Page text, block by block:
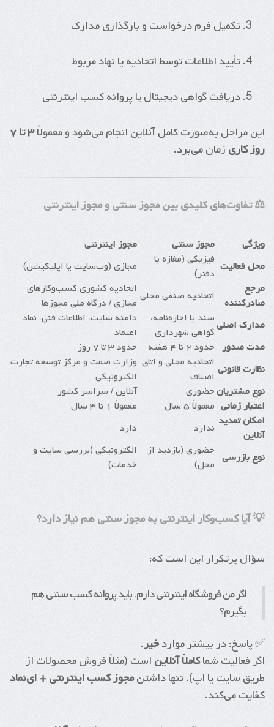
تکمیل فرم درخواست و بارگذاری مدارک
تأیید اطلاعات توسط اتحادیه یا نهاد مربوط
دریافت گواهی دیجیتال یا پروانه کسب اینترنتی
این مراحل به‌صورت کامل آنلاین انجام می‌شود و معمولاً
۳ تا ۷
روز کاری زمان می‌برد.
⚖️ تفاوت‌های کلیدی بین مجوز سنتی و مجوز اینترنتی
ویژگی مجوز سنتی
مجوز اینترنتی
محل فعالیت فیزیکی (مغازه یا
دفتر)
مجازی (وب‌سایت یا اپلیکیشن)
مرجع
صادرکننده
اتحادیه صنفی محلی اتحادیه کشوری کسب‌وکارهای
مجازی / درگاه ملی مجوزها
مدارک اصلیسند یا اجاره‌نامه،
گواهی شهرداری
دامنه سایت، اطلاعات فنی، نماد
اعتماد
مدت صدور حدود ۲ تا ۴ هفته
حدود ۳ تا ۷ روز
نظارت قانونی اتحادیه محلی و اتاق
اصناف
وزارت صمت و مرکز توسعه تجارت
الکترونیکی
نوع مشتریانحضوری
آنلاین / سراسر کشور
اعتبار زمانی معمولاً ۵ سال
معمولاً ۱ تا ۳ سال
امکان تمدید
آنلاین
ندارد
دارد
نوع بازرسی حضوری (بازدید از
محل)
الکترونیکی (بررسی سایت و
خدمات)
💡 آیا کسب‌وکار اینترنتی به مجوز سنتی هم نیاز دارد؟
سؤال پرتکرار این است که:
اگر من فروشگاه اینترنتی دارم، باید پروانه کسب سنتی هم
بگیرم؟
✅ پاسخ: در بیشتر مواردخیر.
اگر فعالیت شماکاملاً آنلاین است (مثلاً فروش محصولات از
طریق سایت یا اپ)، تنها داشتنمجوز کسب اینترنتی + ای‌نماد
کفایت می‌کند.